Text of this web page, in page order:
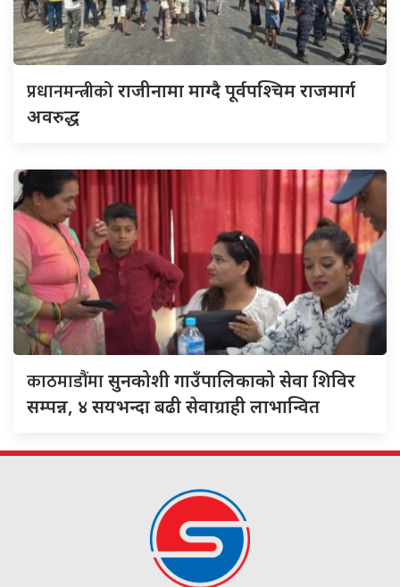
प्रधानमन्त्रीकोराजीनामा माग्दै पूर्वपश्चिम राजमार्ग
अवरुद्ध
काठमाडौंमासुनकोशी गाउँपालिकाको सेवा शिविर
सम्पन्न, ४ सयभन्दा बढी सेवाग्राही लाभान्वित